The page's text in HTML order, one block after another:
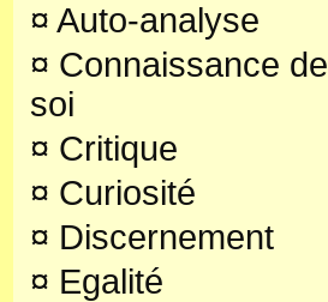
¤ Auto-analyse
¤ Connaissance de
soi
¤ Critique
¤ Curiosité
¤ Discernement
¤ Egalité